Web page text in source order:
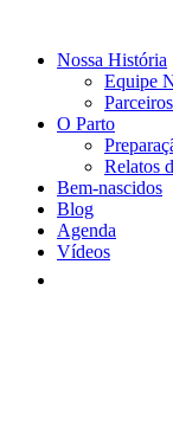
Nossa História
Equipe
O Parto
Relatos
Bem-nascidos
Blog
Agenda
Vídeos